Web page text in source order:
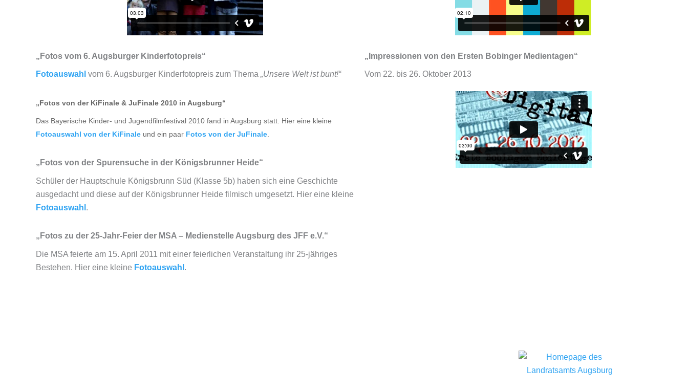
„Fotos vom 6. Augsburger Kinderfotopreis“
Fotoauswahl vom 6. Augsburger Kinderfotopreis zum Thema „Unsere Welt ist bunt!“
„Fotos von der KiFinale & JuFinale 2010 in Augsburg“
Das Bayerische Kinder- und Jugendfilmfestival 2010 fand in Augsburg statt. Hier eine kleine
Fotoauswahl von der KiFinale und ein paar Fotos von der JuFinale.
„Fotos von der Spurensuche in der Königsbrunner Heide“
Schüler der Hauptschule Königsbrunn Süd (Klasse 5b) haben sich eine Geschichte
ausgedacht und diese auf der Königsbrunner Heide filmisch umgesetzt. Hier eine kleine
Fotoauswahl .
„Fotos zu der 25-Jahr-Feier der MSA – Medienstelle Augsburg des JFF e.V.“
Die MSA feierte am 15. April 2011 mit einer feierlichen Veranstaltung ihr 25-jähriges
Bestehen. Hier eine kleine Fotoauswahl .
„Impressionen von den Ersten Bobinger Medientagen“
Vom 22. bis 26. Oktober 2013